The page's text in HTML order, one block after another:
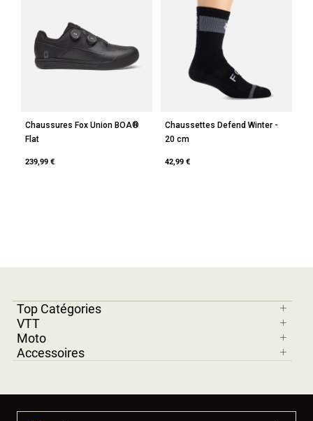
Chaussures Fox Union BOA®
Flat
239,99 €
Chaussettes Defend Winter -
20 cm
42,99 €
Top Catégories
VTT
Moto
Accessoires